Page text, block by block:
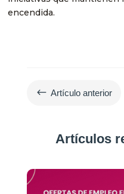
encendida.
# Artículo anterior
Artículos